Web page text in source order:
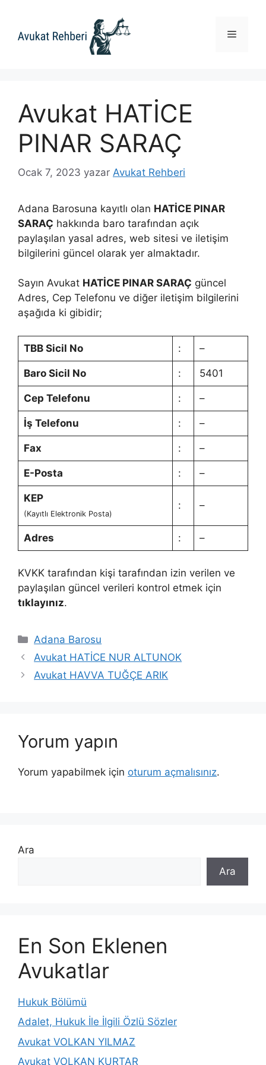
Menü
Avukat HATİCE
PINAR SARAÇ
Ocak 7, 2023 yazar Avukat Rehberi
Adana Barosuna kayıtlı olan HATİCE PINAR
SARAÇ hakkında baro tarafından açık
paylaşılan yasal adres, web sitesi ve iletişim
bilgilerini güncel olarak yer almaktadır.
Sayın Avukat HATİCE PINAR SARAÇ güncel
Adres, Cep Telefonu ve diğer iletişim bilgilerini
aşağıda ki gibidir;
TBB Sicil No : –
Baro Sicil No : 5401
Cep Telefonu : –
İş Telefonu : –
Fax : –
E-Posta : –
KEP
(Kayıtlı Elektronik Posta)
: –
Adres : –
KVKK tarafından kişi tarafından izin verilen ve
paylaşılan güncel verileri kontrol etmek için
tıklayınız.
Kategoriler
Adana Barosu
Avukat HATİCE NUR ALTUNOK
Avukat HAVVA TUĞÇE ARIK
Yorum yapın
Yorum yapabilmek için oturum açmalısınız.
Ara
Ara
En Son Eklenen
Avukatlar
Hukuk Bölümü
Adalet, Hukuk İle İlgili Özlü Sözler
Avukat VOLKAN YILMAZ
Avukat VOLKAN KURTAR